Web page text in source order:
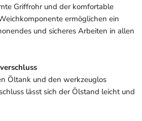
Griffrohr und der komfortable
ermöglichen ein
und sicheres Arbeiten in allen
Öltank und den werkzeuglos
lässt sich der Ölstand leicht und